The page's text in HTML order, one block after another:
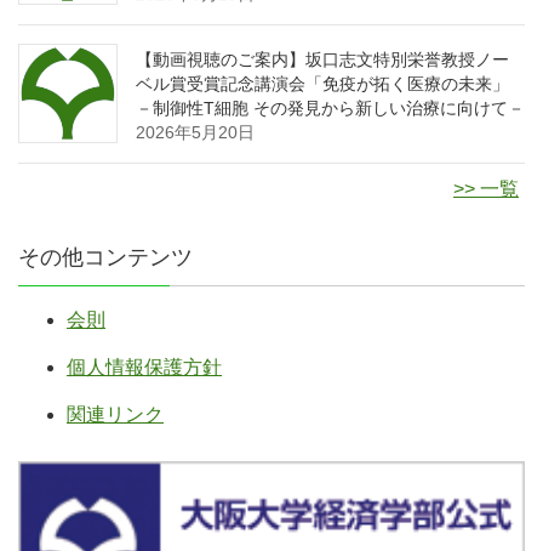
【動画視聴のご案内】坂口志文特別栄誉教授ノー
ベル賞受賞記念講演会「免疫が拓く医療の未来」
－制御性T細胞 その発見から新しい治療に向けて－
2026年5月20日
>> 一覧
その他コンテンツ
会則
個人情報保護方針
関連リンク